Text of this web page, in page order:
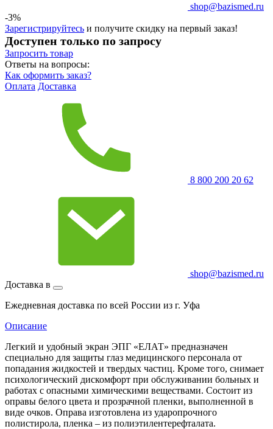
shop@bazismed.ru
-3%
Зарегистрируйтесь и получите скидку на первый заказ!
Доступен только по запросу
Запросить товар
Ответы на вопросы:
Как оформить заказ?
Оплата Доставка
8 800 200 20 62
shop@bazismed.ru
Доставка в
Ежедневная доставка по всей России из г. Уфа
Описание
Легкий и удобный экран ЭПГ «ЕЛАТ» предназначен
специально для защиты глаз медицинского персонала от
попадания жидкостей и твердых частиц. Кроме того, снимает
психологический дискомфорт при обслуживании больных и
работах с опасными химическими веществами. Состоит из
оправы белого цвета и прозрачной пленки, выполненной в
виде очков. Оправа изготовлена из ударопрочного
полистирола, пленка – из полиэтилентерефталата.